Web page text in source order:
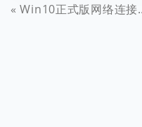
Win10正式版网络连接受限怎么办？Win10网络受限解决办法